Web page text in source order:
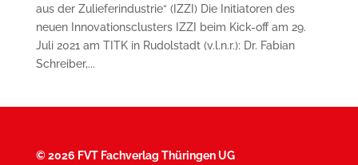
aus der Zulieferindustrie“ (IZZI) Die Initiatoren des
neuen Innovationsclusters IZZI beim Kick-off am 29.
Juli 2021 am TITK in Rudolstadt (v.l.n.r.): Dr. Fabian
Schreiber,...
©2026 FVT Fachverlag Thüringen UG